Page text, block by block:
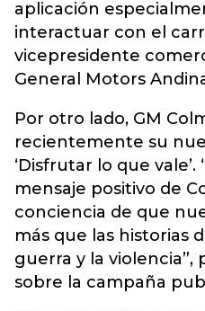
aplicación
interactuar con el
vicepresidente
General Motors
Por otro lado, GM
recientemente su
‘Disfrutar lo que
mensaje positivo de
conciencia de que
más que las historias
guerra y la
sobre la campaña